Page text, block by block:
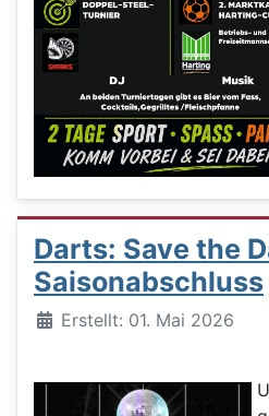
Darts: Save the
Saisonabschluss
DetailsErstellt: 01. Mai 2026